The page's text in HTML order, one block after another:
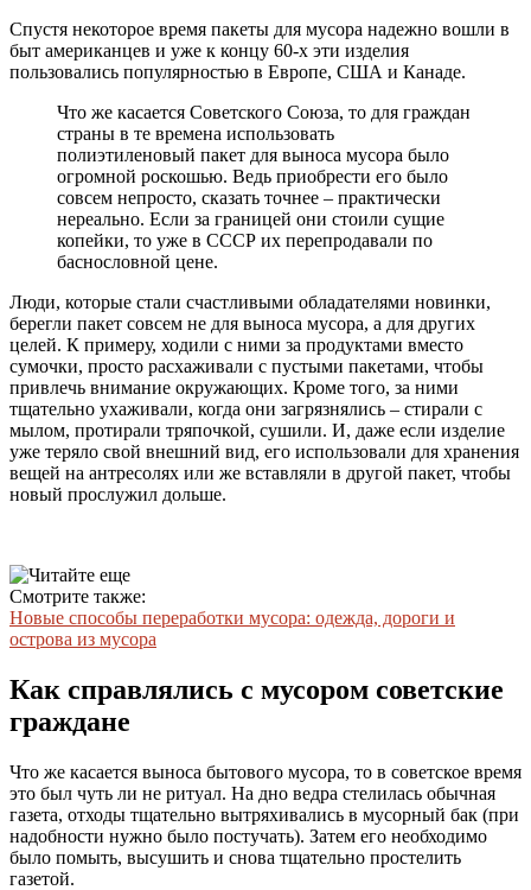
Спустя некоторое время пакеты для мусора надежно вошли в
быт американцев и уже к концу 60-х эти изделия
пользовались популярностью в Европе, США и Канаде.
Что же касается Советского Союза, то для граждан
страны в те времена использовать
полиэтиленовый пакет для выноса мусора было
огромной роскошью. Ведь приобрести его было
совсем непросто, сказать точнее – практически
нереально. Если за границей они стоили сущие
копейки, то уже в СССР их перепродавали по
баснословной цене.
Люди, которые стали счастливыми обладателями новинки,
берегли пакет совсем не для выноса мусора, а для других
целей. К примеру, ходили с ними за продуктами вместо
сумочки, просто расхаживали с пустыми пакетами, чтобы
привлечь внимание окружающих. Кроме того, за ними
тщательно ухаживали, когда они загрязнялись – стирали с
мылом, протирали тряпочкой, сушили. И, даже если изделие
уже теряло свой внешний вид, его использовали для хранения
вещей на антресолях или же вставляли в другой пакет, чтобы
новый прослужил дольше.
Смотрите также:
Новые способы переработки мусора: одежда, дороги и
острова из мусора
Как справлялись с мусором советские
граждане
Что же касается выноса бытового мусора, то в советское время
это был чуть ли не ритуал. На дно ведра стелилась обычная
газета, отходы тщательно вытряхивались в мусорный бак (при
надобности нужно было постучать). Затем его необходимо
было помыть, высушить и снова тщательно простелить
газетой.